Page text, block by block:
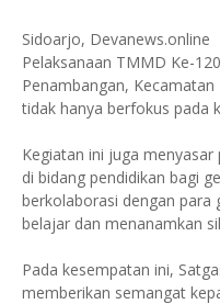
Sidoarjo, Devanews.online
Pelaksanaan TMMD Ke-
Penambangan,
tidak hanya berfokus pada
Kegiatan ini juga
di bidang pendidikan bagi
berkolaborasi dengan para
belajar dan menanamkan
Pada kesempatan ini,
memberikan semangat